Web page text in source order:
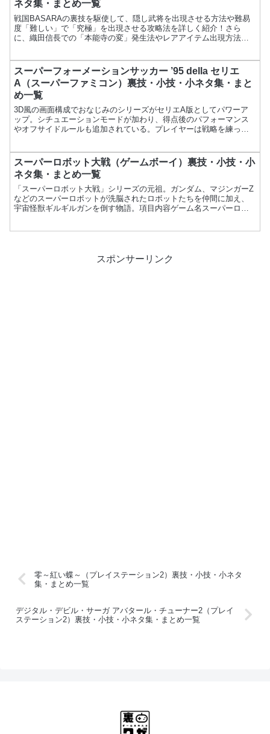
ネタ集・まとめ一覧
戦国BASARAの裏技を駆使して、隠し武将を出現させる方法や難易
度「難しい」で「究極」を出現させる攻略法を詳しく紹介！さら
に、織田信長での「本能寺の変」発生法やレアアイテム出現方法な
スーパーフォーメーションサッカー ’95 della セリエ
A（スーパーファミコン）裏技・小技・小ネタ集・まと
め一覧
3D風の画面構成でおなじみのシリーズがセリエA版としてパワーア
ップ。シチュエーションモードが加わり、得点後のパフォーマンス
やオフサイドルールも追加されている。プレイヤーは戦略を練って
スーパーロボット大戦（ゲームボーイ）裏技・小技・小
ネタ集・まとめ一覧
「スーパーロボット大戦」シリーズの元祖。ガンダム、マジンガーZ
などのスーパーロボットが洗脳されたロボットたちを仲間に加え、
宇宙怪獣ギルギルガンを倒す物語。項目内容ゲーム名スーパーロボ
スポンサーリンク
零～紅い蝶～（プレイステーション2）裏技・小技・小ネタ
集・まとめ一覧
デジタル・デビル・サーガ アバタール・チューナー2（プレイ
ステーション2）裏技・小技・小ネタ集・まとめ一覧